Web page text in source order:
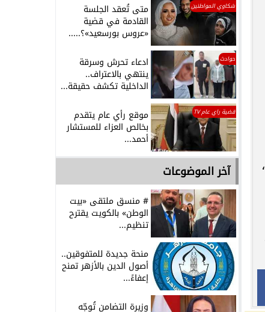
شكاوي المواطنين متى تُعقد الجلسة
القادمة في قضية
«عروس بورسعيد»؟.....
حوادث ادعاء تحرش وسرقة
ينتهي بالاعتراف..
الداخلية تكشف حقيقة...
قضية راي عام TV موقع رأي عام يتقدم
بخالص العزاء للمستشار
أحمد...
آخر الموضوعات
# منسق ملتقى «بيت
الوطن» بالكويت يقترح
تنظيم...
منحة جديدة للمتفوقين..
أصول الدين بالأزهر تمنح
إعفاءً...
وزيرة التضامن تُوجّه